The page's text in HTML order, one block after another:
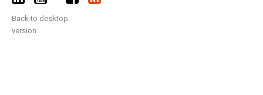
Back to desktop
version